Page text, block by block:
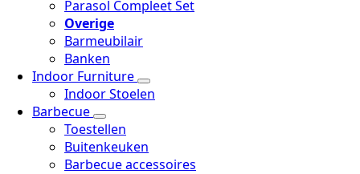
Parasol Compleet Set
Overige
Barmeubilair
Banken
Indoor Furniture
Indoor Stoelen
Barbecue
Toestellen
Buitenkeuken
Barbecue accessoires